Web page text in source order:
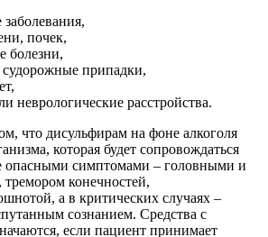
почек,
болезни,
припадки,
неврологические расстройства.
что дисульфирам на фоне алкоголя
которая будет сопровождаться
опасными симптомами – головными и
конечностей,
а в критических случаях –
сознанием. Средства с
если пациент принимает